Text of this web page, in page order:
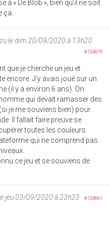
à « De Blob », bien qu’il ne soit
ça.
le dim 20/09/2020 à 13h20
#124670
que je cherche un jeu et
encore. J'y avais joué sur un
(il y a environ 6 ans). On
qui devait ramasser des
je me souviens bien) pour
Il fallait faire preuve se
toutes les couleurs.
qui ne comprend pas
ce jeu et se souviens de
jeu 03/09/2020 à 23h23 #124661